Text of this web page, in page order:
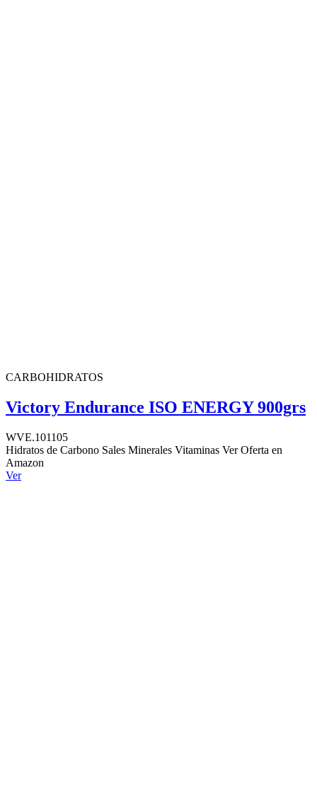
CARBOHIDRATOS
Victory Endurance ISO ENERGY 900grs
WVE.101105
Hidratos de Carbono Sales Minerales Vitaminas Ver Oferta en
Amazon
Ver